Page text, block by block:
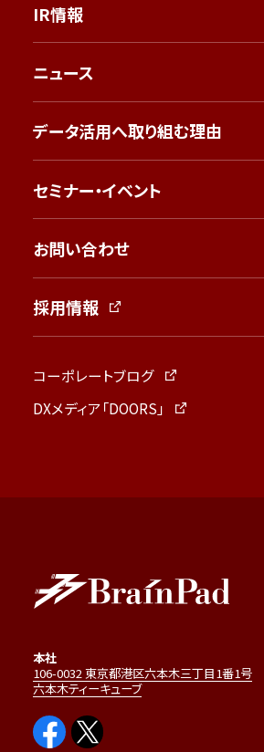
IR情報
ニュース
データ活用へ取り組む理由
セミナー・イベント
お問い合わせ
採用情報
コーポレートブログ
DXメディア「DOORS」
本社
106-0032 東京都港区六本木三丁目1番1号
六本木ティーキューブ